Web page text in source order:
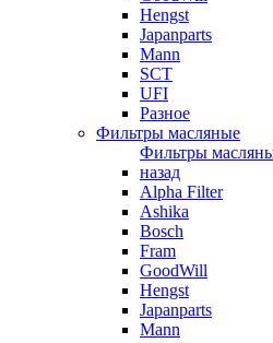
Hengst
Japanparts
Mann
SCT
UFI
Разное
Фильтры масляные
Фильтры
назад
Alpha Filter
Ashika
Bosch
Fram
GoodWill
Hengst
Japanparts
Mann